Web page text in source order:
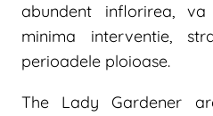
abundent inflorirea,
minima interventie,
perioadele ploioase.
The Lady Gardener